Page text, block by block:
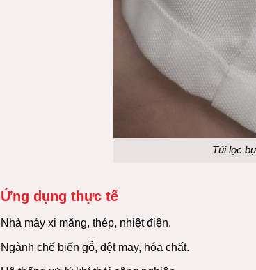
Túi lọc
Ứng dụng thực tế
Nhà máy xi măng, thép, nhiệt điện.
Ngành chế biến gỗ, dệt may, hóa chất.